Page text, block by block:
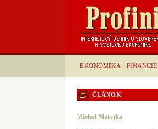
EKONOMIKA FINANCIE
ČLÁNOK
Michal Matejka